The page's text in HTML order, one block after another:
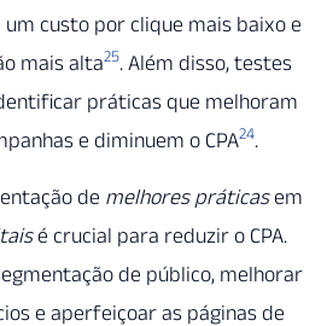
custo por clique mais baixo e
mais alta25. Além disso, testes
práticas que melhoram
e diminuem o CPA24.
de melhores práticasem
é crucial para reduzir o CPA.
de público, melhorar
e aperfeiçoar as páginas de